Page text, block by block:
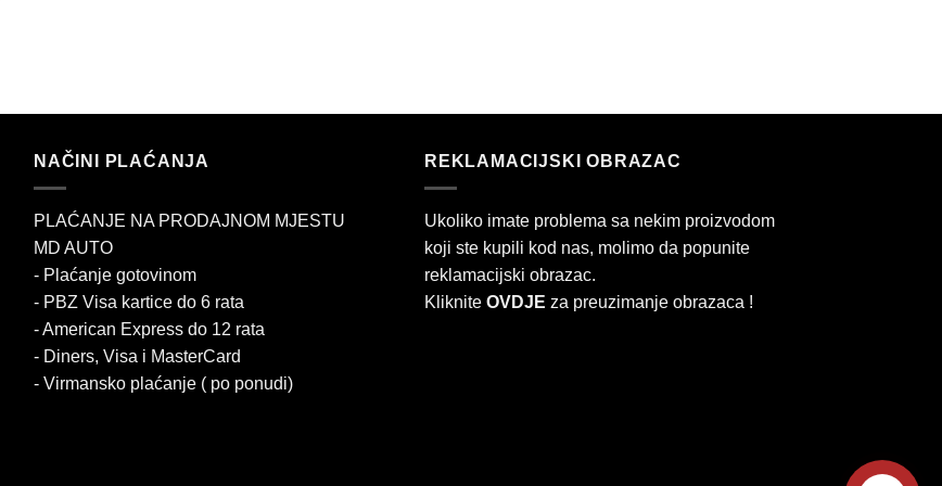
NAČINI PLAĆANJA
PLAĆANJE NA PRODAJNOM MJESTU
MD AUTO
- Plaćanje gotovinom
- PBZ Visa kartice do 6 rata
- American Express do 12 rata
- Diners, Visa i MasterCard
- Virmansko plaćanje ( po ponudi)
REKLAMACIJSKI OBRAZAC
Ukoliko imate problema sa nekim proizvodom
koji ste kupili kod nas, molimo da popunite
reklamacijski obrazac.
Kliknite OVDJE za preuzimanje obrazaca !